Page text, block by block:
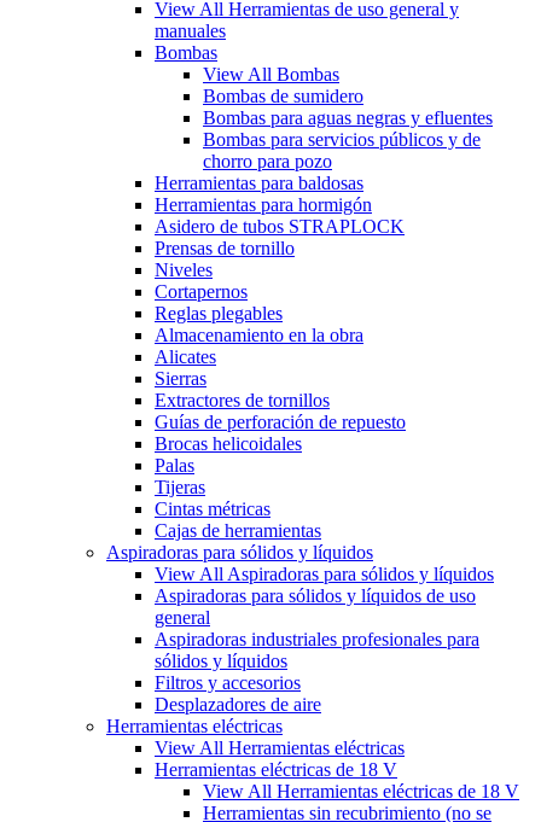
View All Herramientas de uso general y
manuales
Bombas
View All Bombas
Bombas de sumidero
Bombas para aguas negras y efluentes
Bombas para servicios públicos y de
chorro para pozo
Herramientas para baldosas
Herramientas para hormigón
Asidero de tubos STRAPLOCK
Prensas de tornillo
Niveles
Cortapernos
Reglas plegables
Almacenamiento en la obra
Alicates
Sierras
Extractores de tornillos
Guías de perforación de repuesto
Brocas helicoidales
Palas
Tijeras
Cintas métricas
Cajas de herramientas
Aspiradoras para sólidos y líquidos
View All Aspiradoras para sólidos y líquidos
Aspiradoras para sólidos y líquidos de uso
general
Aspiradoras industriales profesionales para
sólidos y líquidos
Filtros y accesorios
Desplazadores de aire
Herramientas eléctricas
View All Herramientas eléctricas
Herramientas eléctricas de 18 V
View All Herramientas eléctricas de 18 V
Herramientas sin recubrimiento (no se